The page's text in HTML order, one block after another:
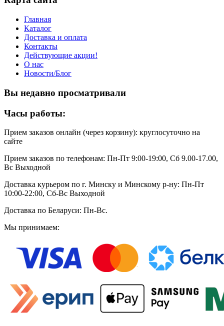
Главная
Каталог
Доставка и оплата
Контакты
Действующие акции!
О нас
Новости/Блог
Вы недавно просматривали
Часы работы:
Прием заказов онлайн (через корзину): круглосуточно на
сайте
Прием заказов по телефонам: Пн-Пт 9:00-19:00, Сб 9.00-17.00,
Вс Выходной
Доставка курьером по г. Минску и Минскому р-ну: Пн-Пт
10:00-22:00, Сб-Вс Выходной
Доставка по Беларуси: Пн-Вс.
Мы принимаем: